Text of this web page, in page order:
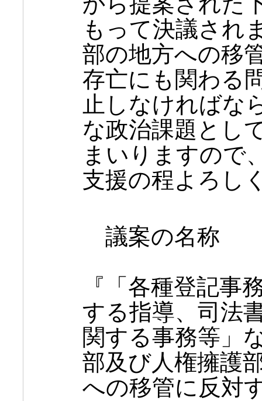
もって決議さ
部の地方への移
存亡にも関わる
止しなければな
な政治課題とし
まいりますので
支援の程よろし
議案の名称
『「各種登記事
する指導、司法
関する事務等」
部及び人権擁護
への移管に反対